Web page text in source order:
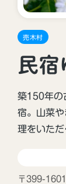
売木村
民宿
築150年の
宿。山菜
理をいただ
〒399-